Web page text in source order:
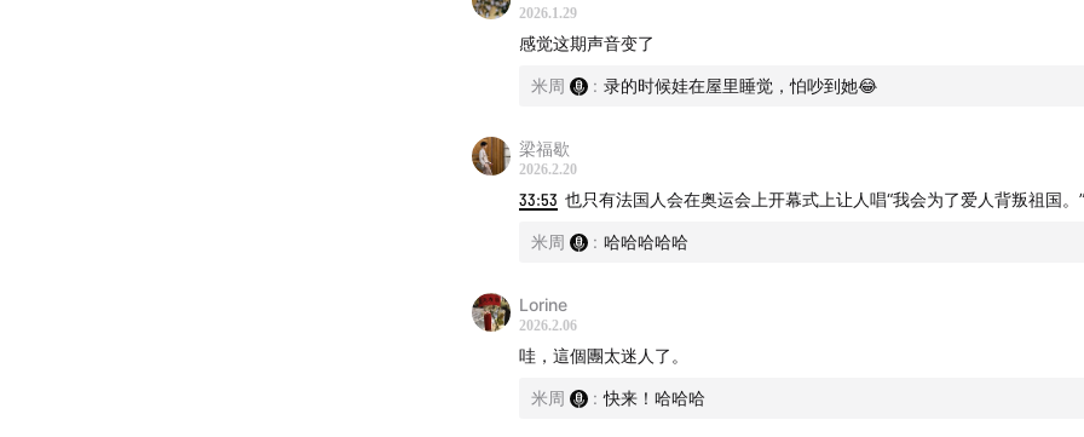
2026.1.29
感觉这期声音变了
米周 : 录的时候娃在屋里睡觉，怕吵到她😂
梁福歇
2026.2.20
33:53 也只有法国人会在奥运会上开幕式上让人唱“我会为了爱人背叛祖国。”
米周 : 哈哈哈哈哈
Lorine
2026.2.06
哇，這個團太迷人了。
米周 : 快来！哈哈哈